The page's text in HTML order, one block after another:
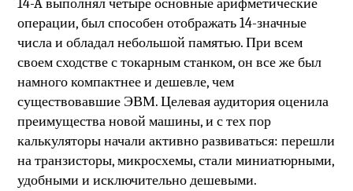
14-A выполнял четыре основные арифметические
операции, был способен отображать 14-значные
числа и обладал небольшой памятью. При всем
своем сходстве с токарным станком, он все же был
намного компактнее и дешевле, чем
существовавшие ЭВМ. Целевая аудитория оценила
преимущества новой машины, и с тех пор
калькуляторы начали активно развиваться: перешли
на транзисторы, микросхемы, стали миниатюрными,
удобными и исключительно дешевыми.